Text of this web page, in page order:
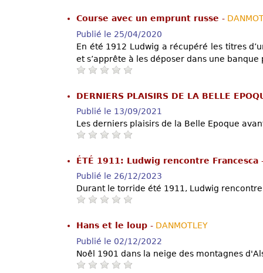
Course avec un emprunt russe -
Publié le 25/04/2020
En été 1912 Ludwig a récupéré les titres
et s’apprête à les déposer dans une banque
DERNIERS PLAISIRS DE LA BELLE
Publié le 13/09/2021
Les derniers plaisirs de la Belle Epoque
ÉTÉ 1911: Ludwig rencontre Francesca
Publié le 26/12/2023
Durant le torride été 1911, Ludwig
Hans et le loup - DANMOTLEY
Publié le 02/12/2022
Noêl 1901 dans la neige des montagnes